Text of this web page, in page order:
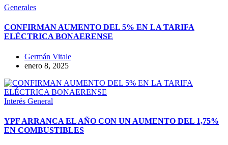
Generales
CONFIRMAN AUMENTO DEL 5% EN LA TARIFA
ELÉCTRICA BONAERENSE
Germán Vitale
enero 8, 2025
Interés General
YPF ARRANCA EL AÑO CON UN AUMENTO DEL 1,75%
EN COMBUSTIBLES